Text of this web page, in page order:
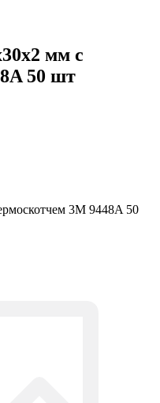
мм с
50 шт
3M 9448A 50